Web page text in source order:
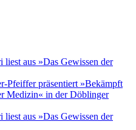
aus »Das Gewissen der
Pfeiffer präsentiert »Bekämpft
Medizin« in der Döblinger
aus »Das Gewissen der